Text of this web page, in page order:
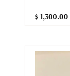
$ 1,300.00